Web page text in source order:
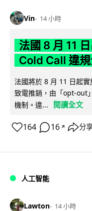
Vin 14 小時
法國 8 月 11
Cold Call 違
法國將於 8 月 11 日起
致電推銷，由「opt-out
機制。違...
閱讀全文
164 16 ↗ 分
人工智能
Lawton 14 小時